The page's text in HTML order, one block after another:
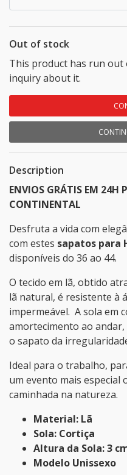
Out of stock
This product has run out
inquiry about it.
Description
ENVIOS GRÁTIS EM 24H
CONTINENTAL
Desfruta a vida com
com estes sapatos para
disponíveis do 36 ao 44.
O tecido em lã, obtido
lã natural, é resistente à
impermeável. A sola em
amortecimento ao
o sapato da
Ideal para o trabalho,
um evento mais especial
caminhada na natureza.
Material: Lã
Sola: Cortiça
Altura da Sola: 3
Modelo Unissexo